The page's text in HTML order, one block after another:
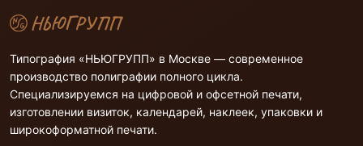
Типография «НЬЮГРУПП» в Москве — современное
производство полиграфии полного цикла.
Специализируемся на цифровой и офсетной печати,
изготовлении визиток, календарей, наклеек, упаковки и
широкоформатной печати.